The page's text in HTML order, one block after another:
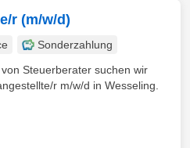
r (m/w/d)
Sonderzahlung
Steuerberater suchen wir
r m/w/d in Wesseling.